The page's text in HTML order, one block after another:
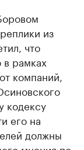
из
что
в рамках
компаний,
кодексу
его на
должны